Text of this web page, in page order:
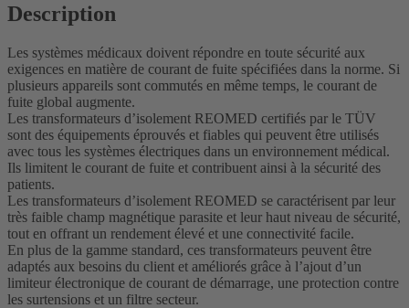
Description
Les systèmes médicaux doivent répondre en toute sécurité aux
exigences en matière de courant de fuite spécifiées dans la norme. Si
plusieurs appareils sont commutés en même temps, le courant de
fuite global augmente.
Les transformateurs d’isolement REOMED certifiés par le TÜV
sont des équipements éprouvés et fiables qui peuvent être utilisés
avec tous les systèmes électriques dans un environnement médical.
Ils limitent le courant de fuite et contribuent ainsi à la sécurité des
patients.
Les transformateurs d’isolement REOMED se caractérisent par leur
très faible champ magnétique parasite et leur haut niveau de sécurité,
tout en offrant un rendement élevé et une connectivité facile.
En plus de la gamme standard, ces transformateurs peuvent être
adaptés aux besoins du client et améliorés grâce à l’ajout d’un
limiteur électronique de courant de démarrage, une protection contre
les surtensions et un filtre secteur.